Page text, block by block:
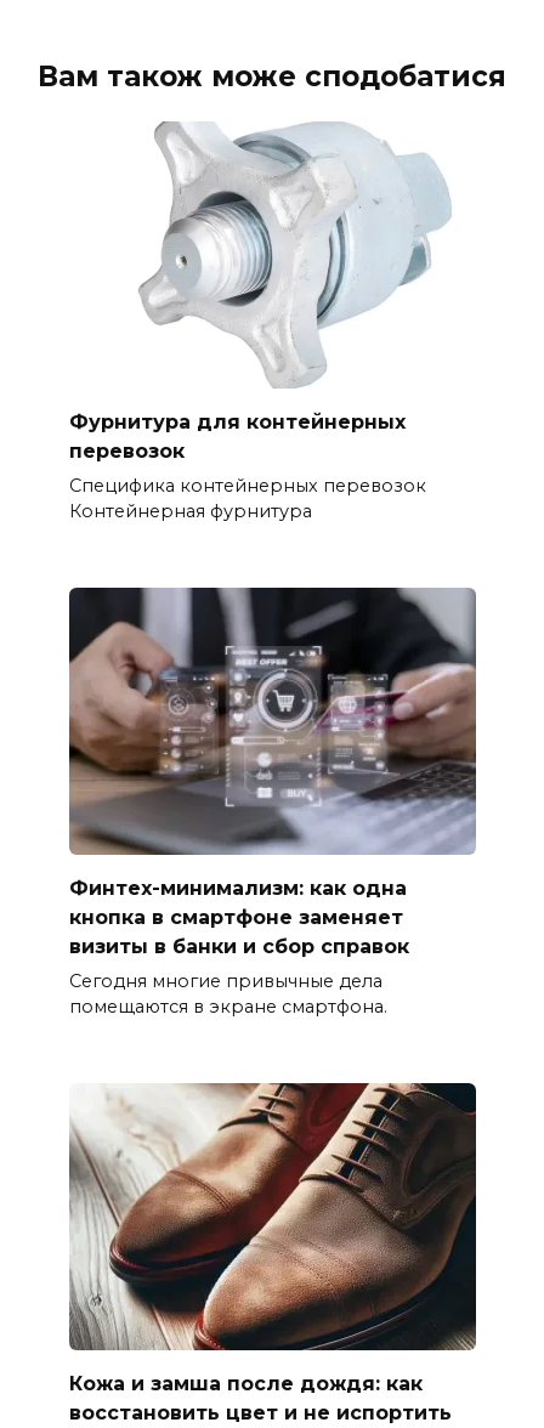
Вам також може сподобатися
Фурнитура для контейнерных
перевозок
Специфика контейнерных перевозок
Контейнерная фурнитура
Финтех-минимализм: как одна
кнопка в смартфоне заменяет
визиты в банки и сбор справок
Сегодня многие привычные дела
помещаются в экране смартфона.
Кожа и замша после дождя: как
восстановить цвет и не испортить